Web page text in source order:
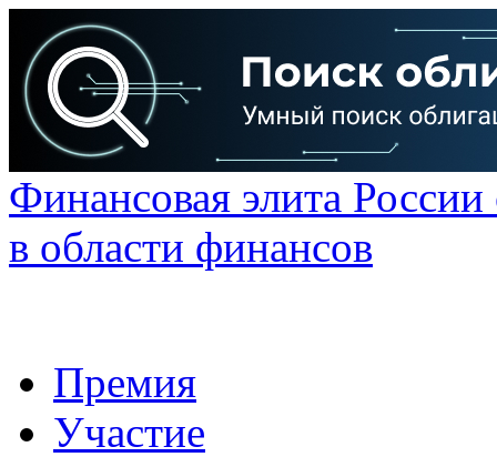
Финансовая элита
в области финансов
Премия
Участие